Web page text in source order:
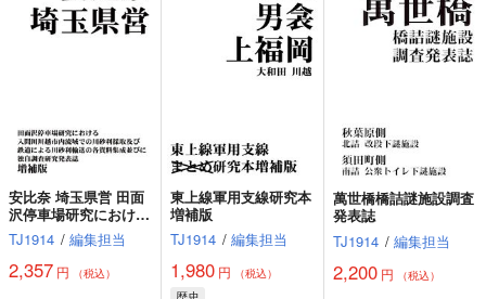
安比奈 埼玉県営 田面
沢停車場研究における
入間川川越市内流域で
の川砂利採取及び鉄道
による川砂利輸送の各
資料集成並びに独自調
TJ1914 / 編集担当
2,357 円 （税込）
東上線軍用支線研究本
増補版
TJ1914 / 編集担当
1,980 円 （税込）
萬世橋橋詰謎施設調査
発表誌
TJ1914 / 編集担当
2,200円 （税込）